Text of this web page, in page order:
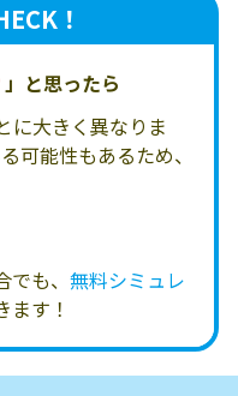
！
」と思ったら
に大きく異なりま
可能性もあるため、
も、 無料シミュレ
す！